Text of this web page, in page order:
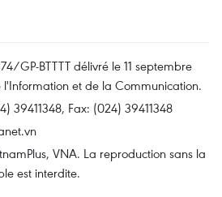
GP-BTTTT délivré le 11 septembre
et de la Communication.
39411348, Fax: (024) 39411348
VNA. La reproduction sans la
est interdite.